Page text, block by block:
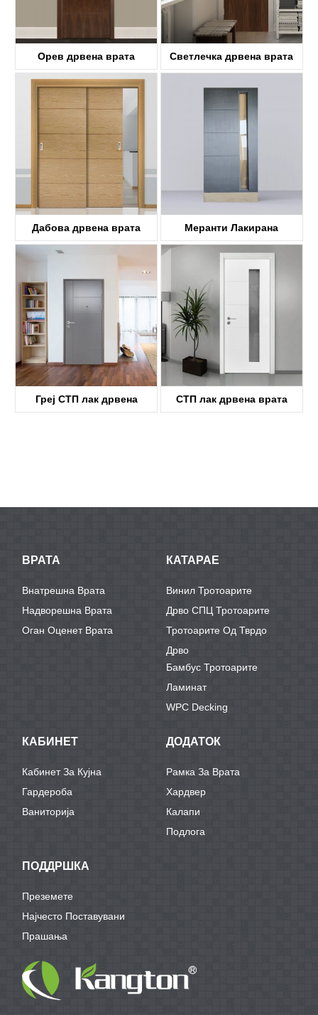
Орев дрвена врата
KDF41A
Светлечка дрвена врата
Дабова дрвена врата Меранти Лакирана
Дрвена врата
Греј СТП лак дрвена СТП лак дрвена врата
ВРАТА
Внатрешна Врата
Надворешна Врата
Оган Оценет Врата
КАТАРАЕ
Винил Тротоарите
Дрво СПЦ Тротоарите
Тротоарите Од Тврдо
Дрво
Бамбус Тротоарите
Ламинат
WPC Decking
КАБИНЕТ
Кабинет За Кујна
Гардероба
Ваниторија
ДОДАТОК
Рамка За Врата
Хардвер
Калапи
Подлога
ПОДДРШКА
Преземете
Најчесто Поставувани
Прашања